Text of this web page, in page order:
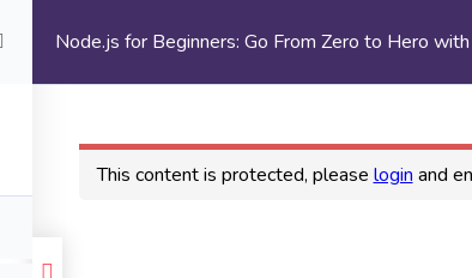
Node.js for Beginners: Go From Zero to Hero
This content is protected, please login and